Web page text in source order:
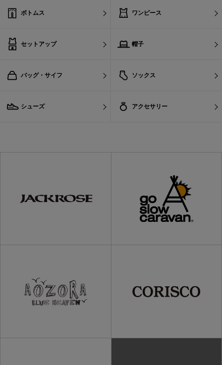
ボトムス ワンピース
セットアップ 帽子
バッグ・サイフ ソックス
シューズ アクセサリー